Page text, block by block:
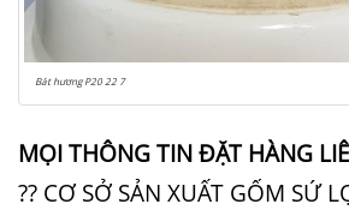
Bát hương P20 22 7
MỌI THÔNG TIN ĐẶT HÀNG
?? CƠ SỞ SẢN XUẤT GỐM SỨ